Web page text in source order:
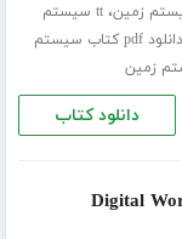
،
tt سیستم
دانلود pdf کتاب سیستم
زمین
دانلود کتاب